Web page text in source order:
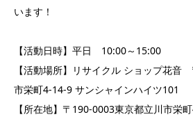
います！
【活動日時】平日 10:00～15:00
【活動場所】リサイクル ショップ花
市栄町4-14-9 サンシャインハイツ101
【所在地】〒190-0003東京都立川市栄